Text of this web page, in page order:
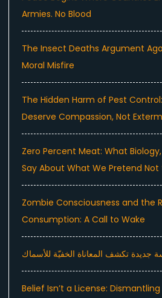
Armies. No Blood
The Insect Deaths Argument
Moral Misfire
The Hidden Harm of Pest
Deserve Compassion, Not
Zero Percent Meat: What
Say About What We Pretend Not
Zombie Consciousness and the
Consumption: A Call to Wake
جديدة تكشف المعاناة الخفيّة للأسماك
Belief Isn’t a License: